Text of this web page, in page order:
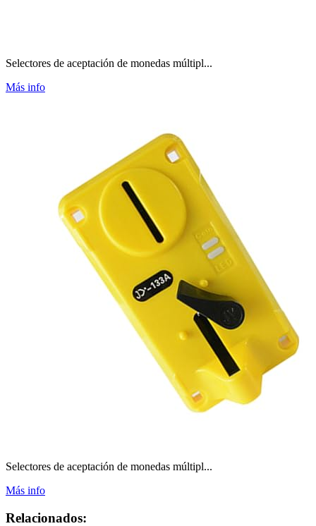
Selectores de aceptación de monedas múltipl...
Más info
Selectores de aceptación de monedas múltipl...
Más info
Relacionados: